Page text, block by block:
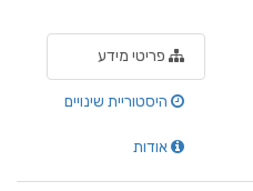
פריטי מידע
היסטוריית שינויים
אודות